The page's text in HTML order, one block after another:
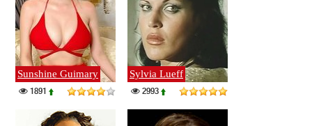
Sunshine Guimary
1891
Sylvia Lueff
2993